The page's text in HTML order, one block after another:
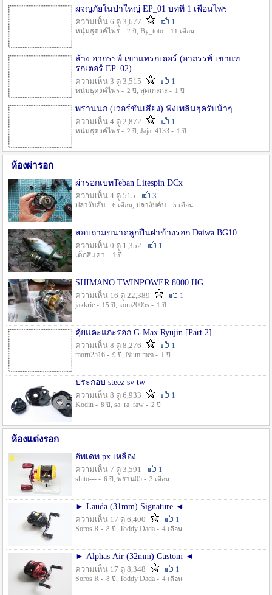
ผจญภัยในป่าใหญ่ EP_01 บทที่ 1 เพื่อนไพร
ความเห็น 6 ดู 3,677
1
หนุ่มธุดงค์ไพร - 2 ปี , By_toto - 11 เดือน
ล้าง อาถรรพ์ เขาแทรกเตอร์ (อาถรรพ์ เขาแท
รกเตอร์ EP_02)
ความเห็น 3 ดู 3,515
1
หนุ่มธุดงค์ไพร - 2 ปี , สุดเกะกะ - 1 ปี
พรานนก (เวอร์ชั่นเสียง) ฟังเพลินๆครับน้าๆ
ความเห็น 4 ดู 2,872
1
หนุ่มธุดงค์ไพร - 2 ปี , Jaja_4133 - 1 ปี
ห้องผ่ารอก
ผ่ารอกเบทTeban Litespin DCx
ความเห็น 4 ดู 515
3
ปลางับคับ - 6 เดือน, ปลางับคับ - 5 เดือน
สอบถามขนาดลูกปืนฝาข้างรอก Daiwa BG10
ความเห็น 0 ดู 1,352
1
เด็กสี่แคว - 1 ปี
SHIMANO TWINPOWER 8000 HG
ความเห็น 16 ดู 22,389
1
jakkrie - 15 ปี , kom2005s - 1 ปี
คุ้ยแคะแกะรอก G-Max Ryujin [Part.2]
ความเห็น 8 ดู 8,276
1
morn2516 - 9 ปี , Num mea - 1 ปี
ประกอบ steez sv tw
ความเห็น 8 ดู 6,933
1
Kodin - 8 ปี , sa_ra_raw - 2 ปี
ห้องแต่งรอก
อัพเดท px เหลือง
ความเห็น 7 ดู 3,591
1
shito--- - 6 ปี , พราน05 - 3 เดือน
► Lauda (31mm) Signature ◄
ความเห็น 17 ดู 6,400
1
Soros R - 8 ปี , Toddy Dada - 4 เดือน
► Alphas Air (32mm) Custom ◄
ความเห็น 17 ดู 8,348
1
Soros R - 8 ปี , Toddy Dada - 4 เดือน